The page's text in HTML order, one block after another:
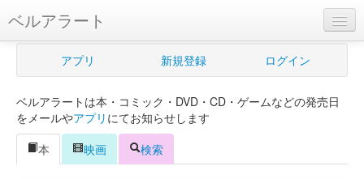
ベルアラート
ベルアラートとは
新規登録
ログイン
アプリ 新規登録 ログイン
ベルアラートは本・コミック・DVD・CD・ゲームなどの発売日
をメールやアプリ にてお知らせします
本
映画 検索